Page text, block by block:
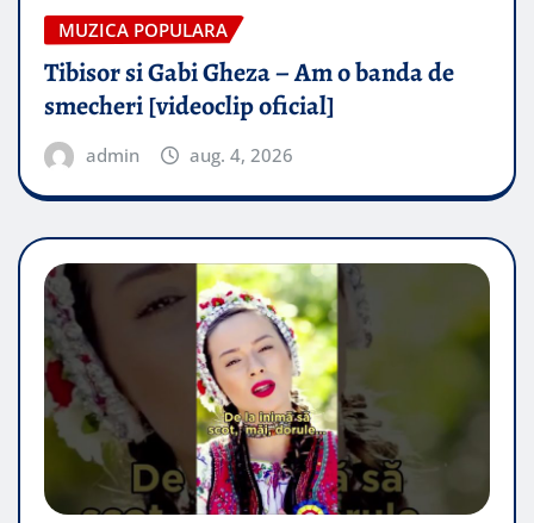
MUZICA POPULARA
Tibisor si Gabi Gheza – Am o banda de
smecheri [videoclip oficial]
admin aug. 4, 2026